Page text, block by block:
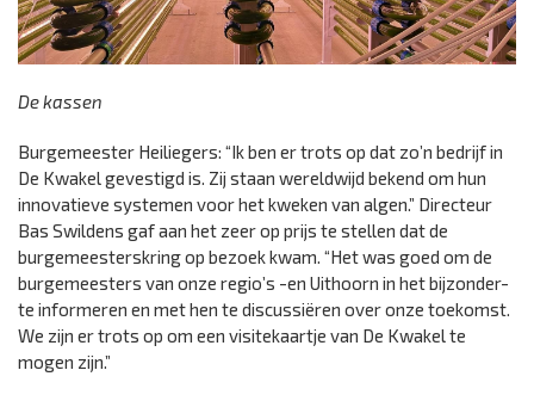
De kassen
Burgemeester Heiliegers: “Ik ben er trots op dat zo’n bedrijf in
De Kwakel gevestigd is. Zij staan wereldwijd bekend om hun
innovatieve systemen voor het kweken van algen.” Directeur
Bas Swildens gaf aan het zeer op prijs te stellen dat de
burgemeesterskring op bezoek kwam. “Het was goed om de
burgemeesters van onze regio’s -en Uithoorn in het bijzonder-
te informeren en met hen te discussiëren over onze toekomst.
We zijn er trots op om een visitekaartje van De Kwakel te
mogen zijn.”